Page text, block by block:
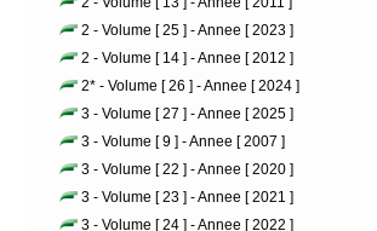
2 - Volume [ 25 ] - Annee [ 2023 ]
2 - Volume [ 14 ] - Annee [ 2012 ]
2* - Volume [ 26 ] - Annee [ 2024 ]
3 - Volume [ 27 ] - Annee [ 2025 ]
3 - Volume [ 9 ] - Annee [ 2007 ]
3 - Volume [ 22 ] - Annee [ 2020 ]
3 - Volume [ 23 ] - Annee [ 2021 ]
3 - Volume [ 24 ] - Annee [ 2022 ]